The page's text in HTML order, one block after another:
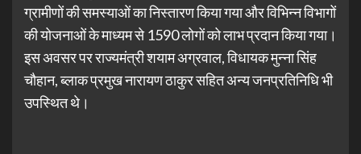
ग्रामीणों की समस्याओं का निस्तारण किया गया और विभिन्न विभागों
की योजनाओं के माध्यम से 1590 लोगों को लाभ प्रदान किया गया।
इस अवसर पर राज्यमंत्री शयाम अग्रवाल, विधायक मुन्ना सिंह
चौहान, ब्लाक प्रमुख नारायण ठाकुर सहित अन्य जनप्रतिनिधि भी
उपस्थित थे।